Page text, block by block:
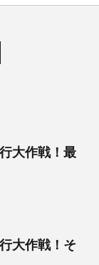
大作戦！最
大作戦！そ